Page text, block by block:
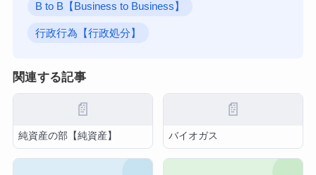
B to B【Business to Business】
行政行為【行政処分】
関連する記事
📄
純資産の部【純資産】
📄
バイオガス